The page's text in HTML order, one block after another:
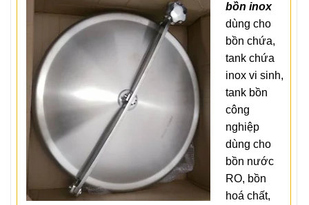
bồn inox
dùng cho
bồn chứa,
tank chứa
inox vi sinh,
tank bồn
công
nghiệp
dùng cho
bồn nước
RO, bồn
hoá chất,